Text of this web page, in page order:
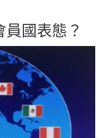
員國表態？